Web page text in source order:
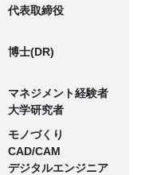
代表取締役
博士(DR)
マネジメント経験者
大学研究者
モノづくり
CAD/CAM
デジタルエンジニア